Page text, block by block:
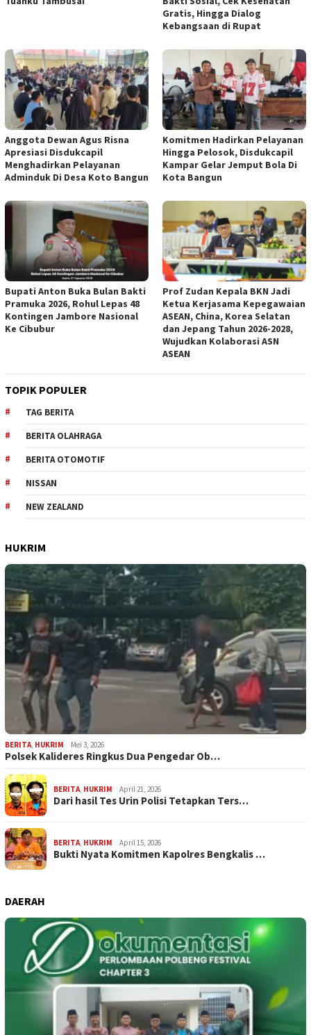
Gratis, Hingga Dialog
Kebangsaan di Rupat
Anggota Dewan Agus Risna
Apresiasi Disdukcapil
Menghadirkan Pelayanan
Adminduk Di Desa Koto Bangun
Komitmen Hadirkan Pelayanan
Hingga Pelosok, Disdukcapil
Kampar Gelar Jemput Bola Di
Kota Bangun
Bupati Anton Buka Bulan Bakti
Pramuka 2026, Rohul Lepas 48
Kontingen Jambore Nasional
Ke Cibubur
Prof Zudan Kepala BKN Jadi
Ketua Kerjasama Kepegawaian
ASEAN, China, Korea Selatan
dan Jepang Tahun 2026-2028,
Wujudkan Kolaborasi ASN
ASEAN
TOPIK POPULER
TAG BERITA
BERITA OLAHRAGA
BERITA OTOMOTIF
NISSAN
NEW ZEALAND
HUKRIM
BERITA, HUKRIM Mei 3, 2026
Polsek Kalideres Ringkus Dua Pengedar Ob…
BERITA, HUKRIM April 21, 2026
Dari hasil Tes Urin Polisi Tetapkan Ters…
BERITA, HUKRIM April 15, 2026
Bukti Nyata Komitmen Kapolres Bengkalis …
DAERAH